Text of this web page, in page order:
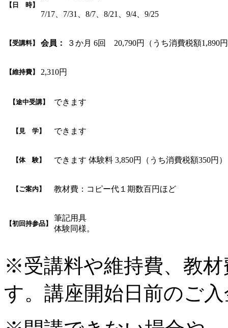
【日 時】
7/17、7/31、8/7、8/21、9/4、9/25
【受講料】 会員： ３か月 6回 20,790円（うち消費税額1,890
【維持費】 2,310円
【途中受講】 できます
【見 学】 できます
【体 験】 できます 体験料 3,850円（うち消費税額350円
【ご案内】 教材費：コピー代１期数百円ほど
【初回持参品】
筆記用具
体験同様。
※受講料や維持費、教
す。講座開始日前のご